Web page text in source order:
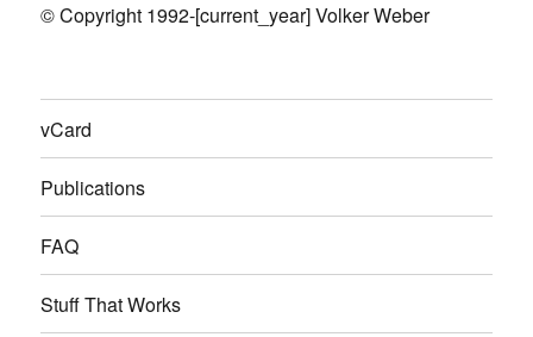
© Copyright 1992-[current_year] Volker Weber
vCard
Publications
FAQ
Stuff That Works